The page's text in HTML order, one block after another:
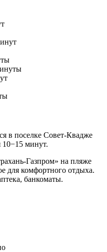
в поселке Совет-Квадже
10−15 минут.
Газпром» на пляже
для комфортного отдыха.
банкоматы.